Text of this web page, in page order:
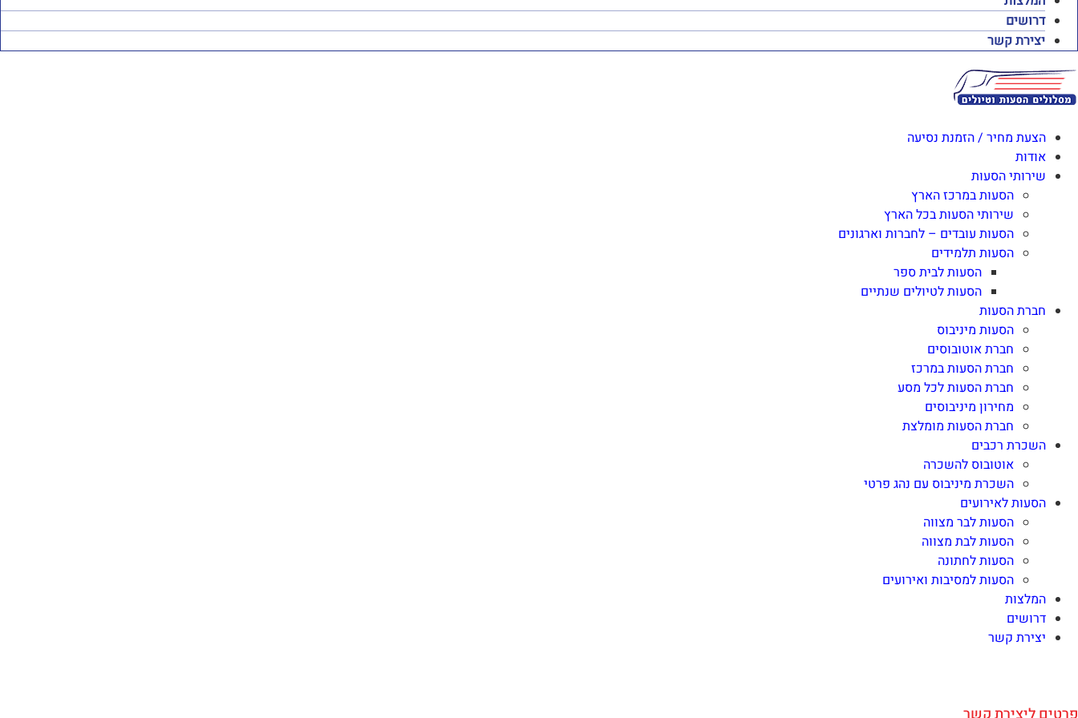
דרושים
יצירת קשר
הצעת מחיר / הזמנת נסיעה
אודות
שירותי הסעות
הסעות במרכז הארץ
שירותי הסעות בכל הארץ
הסעות עובדים – לחברות וארגונים
הסעות תלמידים
הסעות לבית ספר
הסעות לטיולים שנתיים
חברת הסעות
הסעות מיניבוס
חברת אוטובוסים
חברת הסעות במרכז
חברת הסעות לכל מסע
מחירון מיניבוסים
חברת הסעות מומלצת
השכרת רכבים
אוטובוס להשכרה
השכרת מיניבוס עם נהג פרטי
הסעות לאירועים
הסעות לבר מצווה
הסעות לבת מצווה
הסעות לחתונה
הסעות למסיבות ואירועים
המלצות
דרושים
יצירת קשר